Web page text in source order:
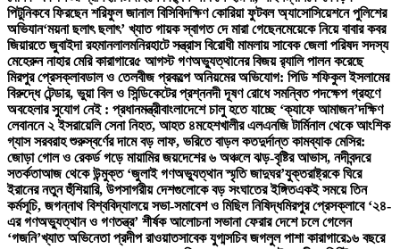
পিটুনিকবে ফিরছেন শরিফুল জানাল বিসিবিদক্ষিণ কোরিয়া ফুটবল অ্যাসোসিয়েশনে পুলিশের
অভিযান‘ময়না ছলাৎ ছলাৎ’ খ্যাত গায়ক স্বাগত দে মারা গেছেনমেয়েকে নিয়ে বাবার কবর
জিয়ারতে জুবাইদা রহমানলালমনিরহাটে সন্ত্রাস বিরোধী মামলায় সাবেক জেলা পরিষদ সদস্য
মেহেরুন নাহার মেরি কারাগারে৫ আগস্ট গণঅভ্যুত্থানের বিজয় র‍্যালি পালন করেছে
মিরপুর প্রেসক্লাবডাল ও তেলবীজ প্রকল্পে অনিয়মের অভিযোগ: পিডি শফিকুল ইসলামের
বিরুদ্ধে টেন্ডার, ভুয়া বিল ও সিন্ডিকেটের প্রশ্ননদী দূষণ রোধে সমন্বিত পদক্ষেপ গ্রহণে
অবহেলার সুযোগ নেই : প্রধানমন্ত্রীবাংলাদেশে চালু হতে যাচ্ছে ‘ক্যাফে আমাজন’দক্ষিণ
লেবাননে ২ ইসরায়েলি সেনা নিহত, আহত ৪মহেশখালীর এলএনজি টার্মিনাল থেকে আংশিক
গ্যাস সরবরাহ শুরুস্বর্ণের দামে বড় লাফ, ভরিতে বাড়ল কতদুর্দান্ত কামব্যাক মেসির:
জোড়া গোল ও রেকর্ড গড়ে মায়ামির জয়দেশের ৬ অঞ্চলে ঝড়-বৃষ্টির আভাস, নদীবন্দরে
সতর্কতাআজ থেকে উন্মুক্ত ‘জুলাই গণঅভ্যুত্থান স্মৃতি জাদুঘর’যুক্তরাষ্ট্রকে ঘিরে
ইরানের নতুন হুঁশিয়ারি, উপসাগরীয় দেশগুলোকে বড় সংঘাতের ইঙ্গিতএকই সময়ে তিন
কর্মসূচি, জগন্নাথ বিশ্ববিদ্যালয়ে সভা-সমাবেশ ও মিছিল নিষিদ্ধমিরপুর প্রেসক্লাবে ‘২৪-
এর গণঅভ্যুত্থান ও গণতন্ত্র’ শীর্ষক আলোচনা সভানা ফেরার দেশে চলে গেলেন
‘গজনি’খ্যাত অভিনেতা প্রদীপ রাওয়াতসাবেক যুগ্মসচিব জগলুল পাশা কারাগারে১৬ বছরে